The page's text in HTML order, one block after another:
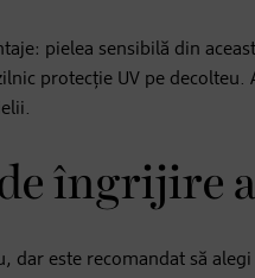
pielea sensibilă din
protecție UV pe
îngrijire
dar este recomandat să